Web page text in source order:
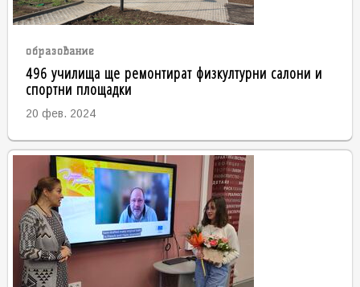
образование
496 училища ще ремонтират физкултурни салони и
спортни площадки
20 фев. 2024